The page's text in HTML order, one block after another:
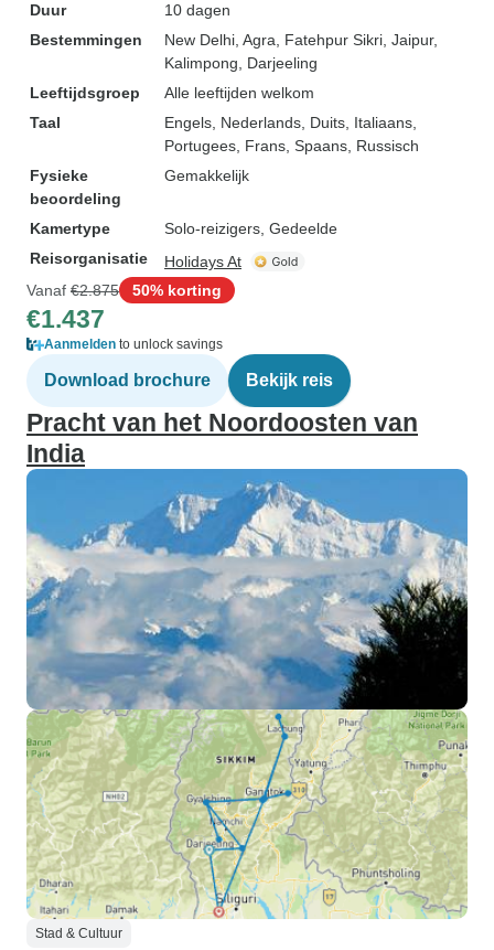
Duur
10 dagen
Bestemmingen
New Delhi , Agra , Fatehpur Sikri , Jaipur,
Kalimpong , Darjeeling
Leeftijdsgroep
Alle leeftijden welkom
Taal
Engels, Nederlands, Duits, Italiaans,
Portugees, Frans, Spaans, Russisch
Fysieke
beoordeling
Gemakkelijk
Kamertype
Solo-reizigers, Gedeelde
Reisorganisatie
Holidays At
Vanaf €2.875 50% korting
€1.437
Aanmelden to unlock savings
Download brochure Bekijk reis
Pracht van het Noordoosten van
India
Stad & Cultuur